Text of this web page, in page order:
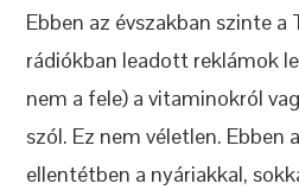
Ebben az évszakban szinte
rádiókban leadott reklámok
nem a fele) a vitaminokról
szól. Ez nem véletlen. Ebben
ellentétben a nyáriakkal,